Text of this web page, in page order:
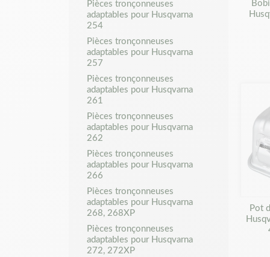
Pièces tronçonneuses
adaptables pour Husqvarna
254
Pièces tronçonneuses
adaptables pour Husqvarna
257
Pièces tronçonneuses
adaptables pour Husqvarna
261
Pièces tronçonneuses
adaptables pour Husqvarna
262
Pièces tronçonneuses
adaptables pour Husqvarna
266
Pièces tronçonneuses
adaptables pour Husqvarna
268, 268XP
Pièces tronçonneuses
adaptables pour Husqvarna
272, 272XP
Pot